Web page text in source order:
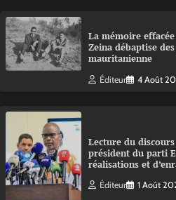
La mémoire
Zeina débaptise
mauritanienne
Éditeur 4 Août
Lecture du
président du parti
réalisations et
Éditeur 1 Août